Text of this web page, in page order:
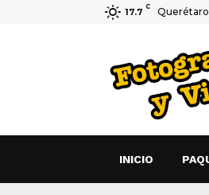
17.7 C
INICIO